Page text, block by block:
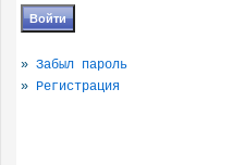
» Забыл пароль
» Регистрация